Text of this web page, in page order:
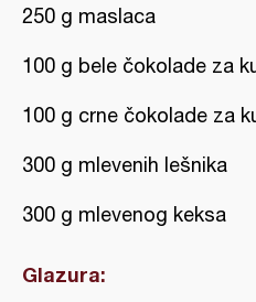
250 g maslaca
100 g bele čokolade za
100 g crne čokolade za
300 g mlevenih lešnika
300 g mlevenog keksa
Glazura: